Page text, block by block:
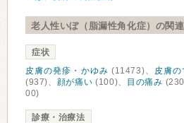
老人性いぼ（脂漏性角化症）の関
症状
皮膚の発疹・かゆみ (11473)、 皮膚の
(937)、 顔が痛い (100)、 目の痛み
00)
診療・治療法